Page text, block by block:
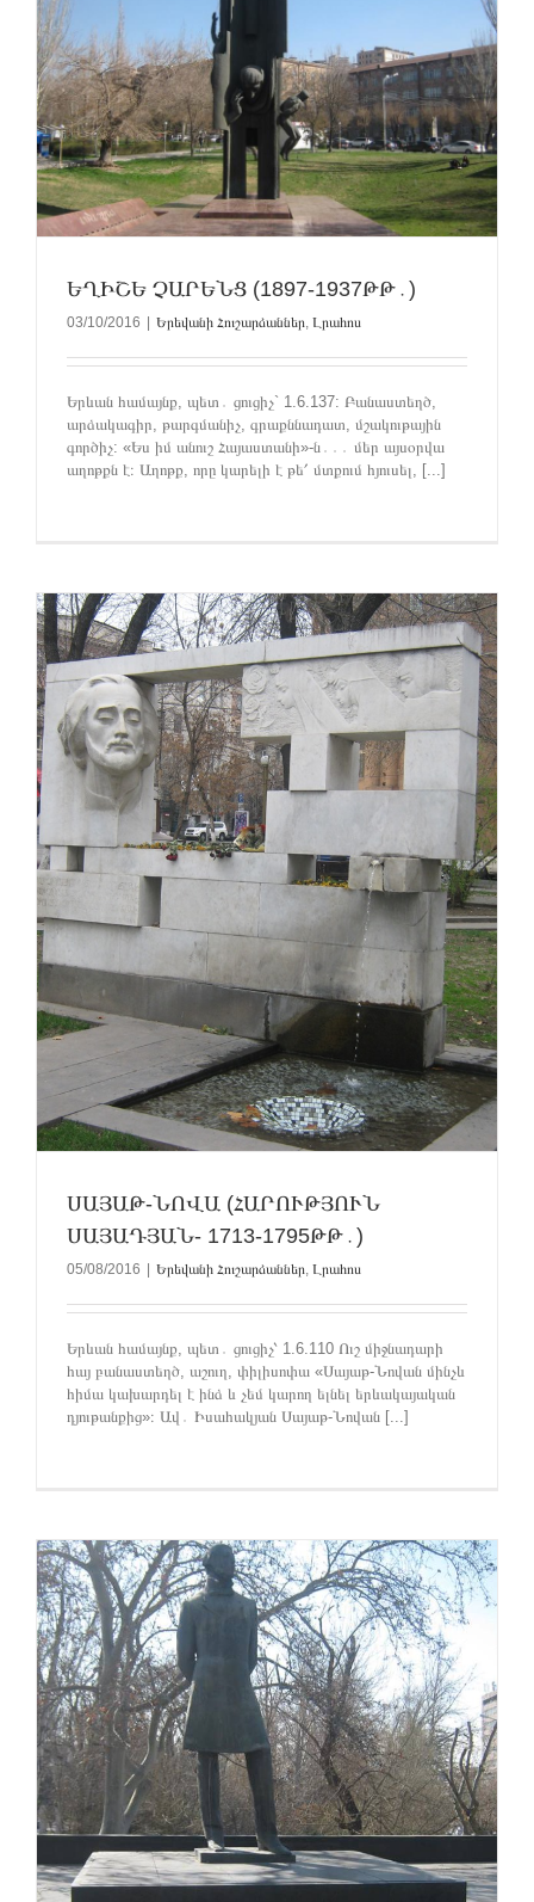
ԵՂԻՇԵ ՉԱՐԵՆՑ (1897-1937ԹԹ․)
03/10/2016 Երեվանի Հուշարձաններ, Լրահոս
Երևան համայնք, պետ․ ցուցիչ` 1.6.137: Բանաստեղծ,
արձակագիր, թարգմանիչ, գրաքննադատ, մշակութային
գործիչ: «Ես իմ անուշ Հայաստանի»-ն․․․ մեր այսօրվա
աղոթքն է։ Աղոթք, որը կարելի է թե՛ մտքում հյուսել, [...]
ՍԱՅԱԹ-ՆՈՎԱ (ՀԱՐՈՒԹՅՈՒՆ
ՍԱՅԱԴՅԱՆ- 1713-1795ԹԹ․)
05/08/2016 Երեվանի Հուշարձաններ, Լրահոս
Երևան համայնք, պետ․ ցուցիչ՝ 1.6.110 Ուշ միջնադարի
հայ բանաստեղծ, աշուղ, փիլիսոփա «Սայաթ-Նովան մինչև
հիմա կախարդել է ինձ և չեմ կարող ելնել երևակայական
դյութանքից»։ Ավ․ Իսահակյան Սայաթ-Նովան [...]